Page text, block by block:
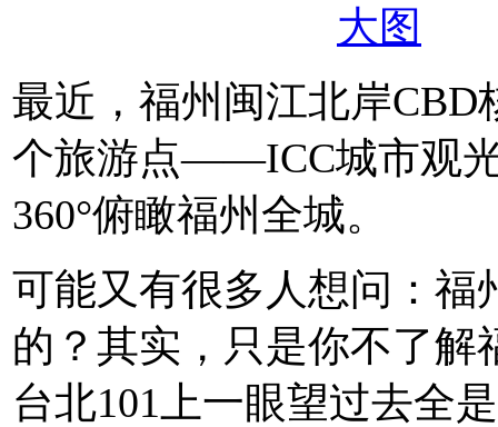
最近，福州闽江北岸CBD
个旅游点——ICC城市观
360°俯瞰福州全城。
可能又有很多人想问：福
的？其实，只是你不了解
台北101上一眼望过去全